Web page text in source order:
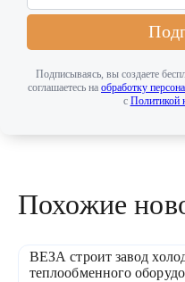
Подписываясь, вы создаете
соглашаетесь на обработку
с Политикой
Похожие
ВЕЗА строит завод
теплообменного